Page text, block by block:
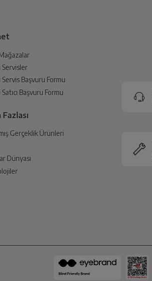
Başvuru Formu
Başvuru Formu
Fazlası
Gerçeklik Ürünleri
Dünyası